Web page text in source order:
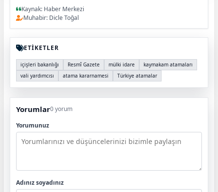
Kaynak: Haber Merkezi
Muhabir: Dicle Toğal
ETİKETLER
içişleri bakanlığı Resmî Gazete mülki idare
kaymakam atamaları
vali yardımcısı
atama kararnamesi Türkiye atamalar
Yorumlar0 yorum
Yorumunuz
Adınız soyadınız